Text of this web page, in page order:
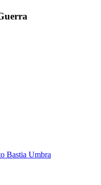
Bastia Umbra